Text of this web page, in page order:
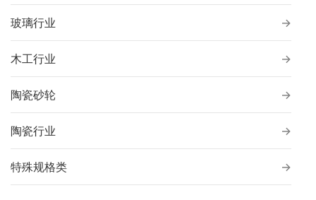
玻璃行业
木工行业
陶瓷砂轮
陶瓷行业
特殊规格类